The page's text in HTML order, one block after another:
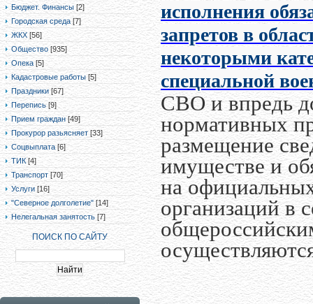
Бюджет. Финансы [2]
Городская среда [7]
ЖКХ [56]
Общество [935]
Опека [5]
Кадастровые работы [5]
Праздники [67]
Перепись [9]
Прием граждан [49]
Прокурор разьясняет [33]
Соцвыплата [6]
ТИК [4]
Транспорт [70]
Услуги [16]
"Северное долголетие" [14]
Нелегальная занятость [7]
ПОИСК ПО САЙТУ
исполнения
запретов в
некоторыми
специальной
СВО и впредь
нормативных
размещение
имуществе и
на
организаций в